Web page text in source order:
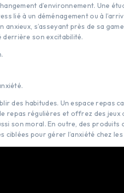
d’environnement. Une
lié à un déménagement ou à
s’asseyant près de sa
derrière son excitabilité.
des habitudes. Un espace repas
repas régulières et offrez des jeux
son moral. En outre, des produits
pour gérer l’anxiété chez les